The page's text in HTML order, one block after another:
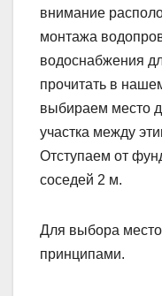
внимание
монтажа
водоснабжения
прочитать в
выбираем место
участка между
Отступаем от
соседей 2 м.
Для выбора место
принципами.